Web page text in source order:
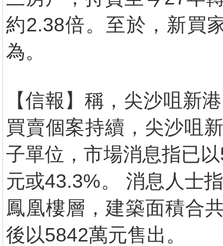
約2.38倍。至於，新買
為。
【信報】稱，尖沙咀新
買賣個案持續，尖沙咀
子單位，市場消息指已
元或43.3%。 消息人士
鳳凰樓層，建築面積合
後以5842萬元售出。